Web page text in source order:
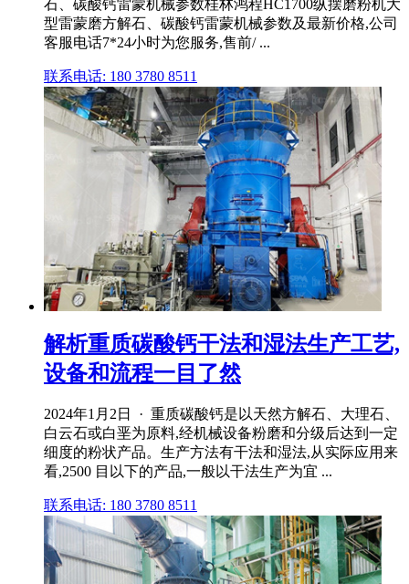
石、碳酸钙雷蒙机械参数桂林鸿程HC1700纵摆磨粉机大
型雷蒙磨方解石、碳酸钙雷蒙机械参数及最新价格,公司
客服电话7*24小时为您服务,售前/ ...
联系电话: 180 3780 8511
解析重质碳酸钙干法和湿法生产工艺,
设备和流程一目了然
2024年1月2日 · 重质碳酸钙是以天然方解石、大理石、
白云石或白垩为原料,经机械设备粉磨和分级后达到一定
细度的粉状产品。生产方法有干法和湿法,从实际应用来
看,2500 目以下的产品,一般以干法生产为宜 ...
联系电话: 180 3780 8511